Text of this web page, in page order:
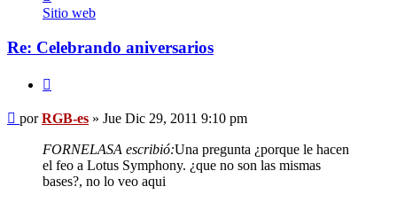
RGB-
es
Sitio web
Re: Celebrando aniversarios
Mensaje
porRGB-es » Jue Dic 29, 2011 9:10 pm
FORNELASA escribió:Una pregunta ¿porque le hacen
el feo a Lotus Symphony. ¿que no son las mismas
bases?, no lo veo aqui